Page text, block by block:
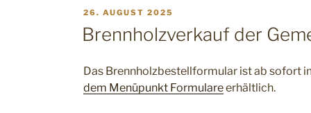
VERÖFFENTLICHT
AM
26. AUGUST 2025
Brennholzverkauf der
Das Brennholzbestellformular ist ab sofort
dem Menüpunkt Formulareerhältlich.